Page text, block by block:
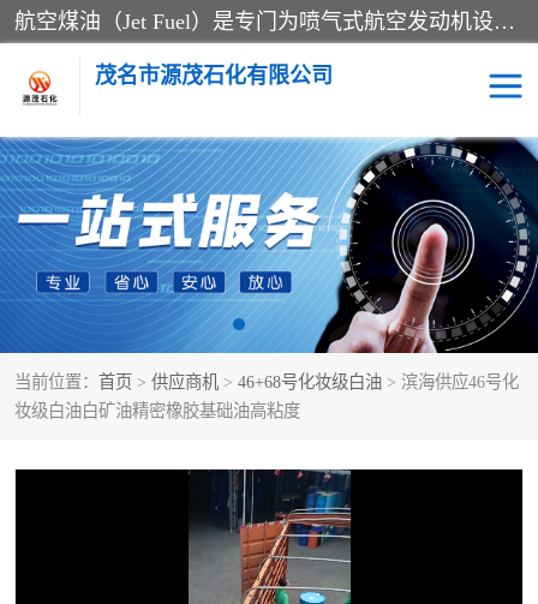
航空煤油（Jet Fuel）是专门为喷气式航空发动机设计的高纯度燃料，主要分为Jet A、Jet A-1和Jet B等类型。其特点是闪点高、低温流动性好，并添加了抗静电剂和抗氧化剂以确保飞行安全。航空煤油需
茂名市源茂石化有限公司
当前位置： 首页 > 供应商机 > 46+68号化妆级白油 > 滨海供应46号化
妆级白油白矿油精密橡胶基础油高粘度
RP3航空煤油 D20+D30溶剂油
D40+D60溶剂油 D80+D100溶剂油
6号+120号溶剂油 260号溶剂油
异构烷烃 天然乳胶
46+68号化妆级白油